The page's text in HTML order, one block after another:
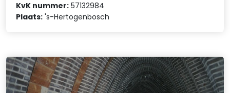
KvK nummer: 57132984
Plaats: 's-Hertogenbosch